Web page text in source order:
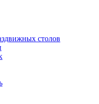
столов